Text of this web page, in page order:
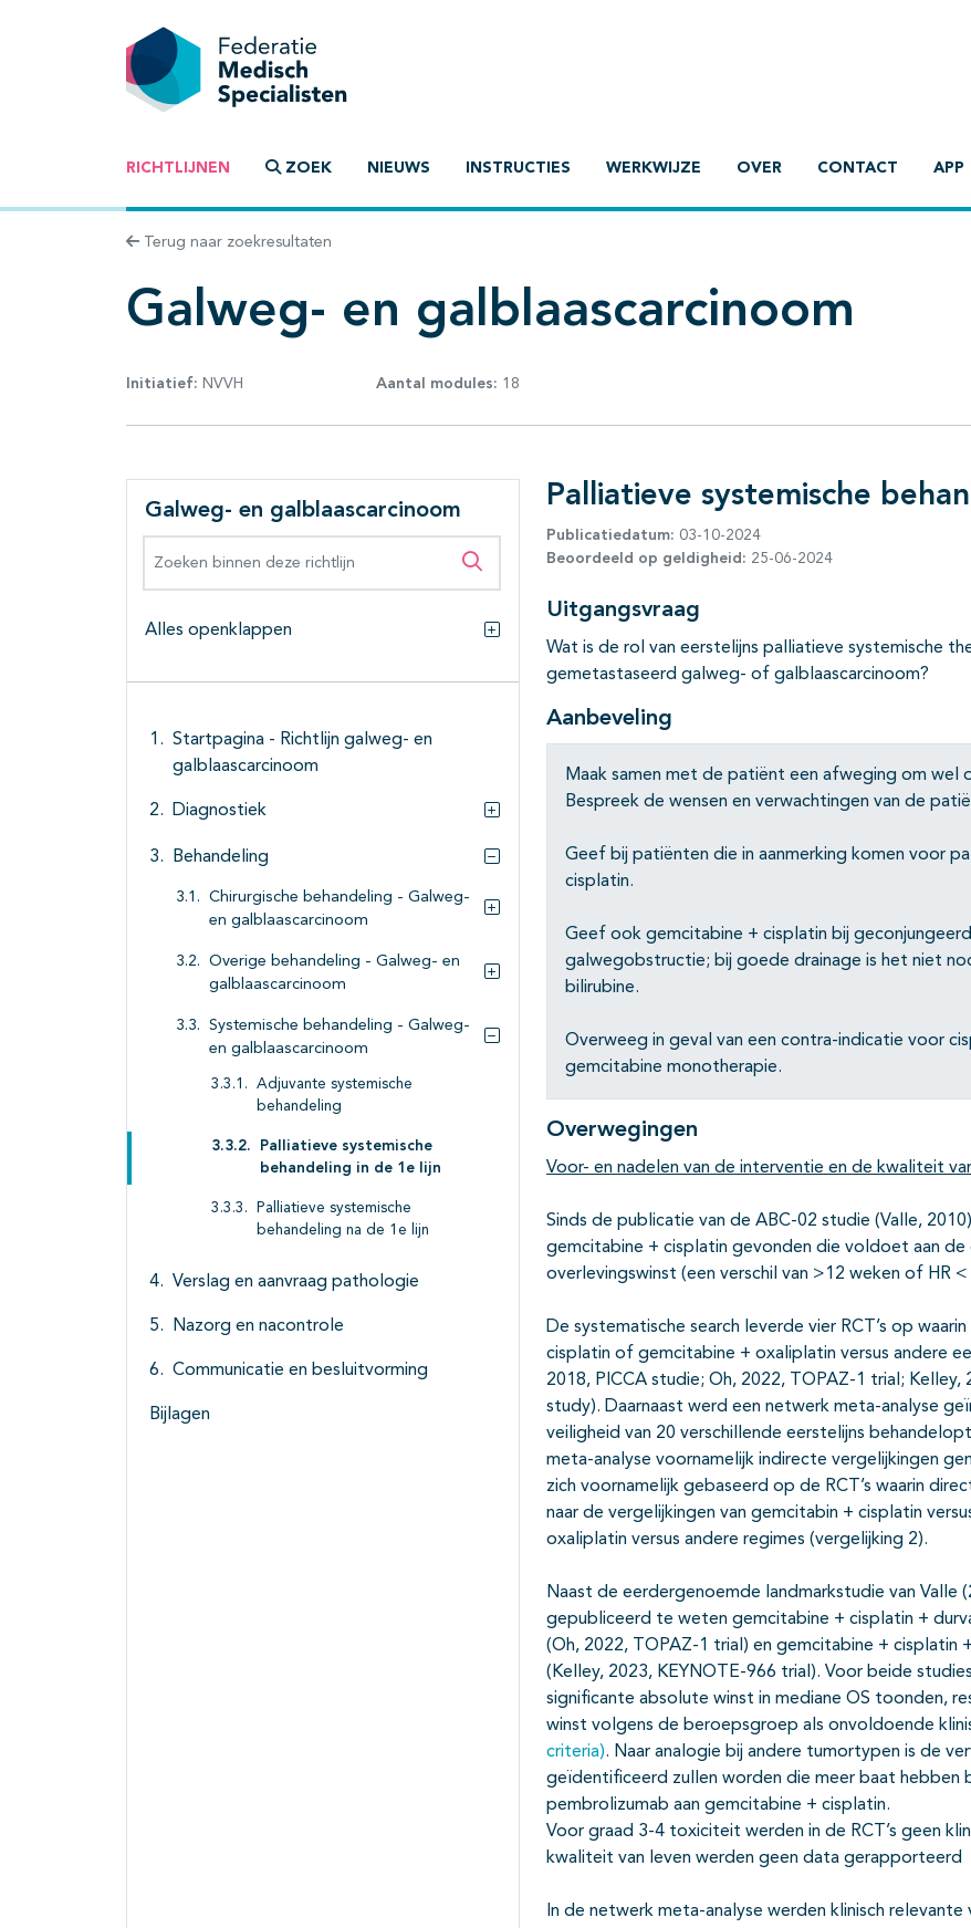
RICHTLIJNEN ZOEK NIEUWS INSTRUCTIES WERKWIJZE OVER CONTACT APP
Terug naar zoekresultaten
Galweg- en galblaascarcinoom
Initiatief: NVVH Aantal modules: 18
Galweg- en galblaascarcinoom
Zoeken binnen deze richtlijn
Alles openklappen
Alles openklappen
Startpagina - Richtlijn galweg- en
galblaascarcinoom
Diagnostiek
Behandeling
Subpagina's open- en dichtklappen
Chirurgische behandeling - Galweg-
en galblaascarcinoom
Subpagina's open- en dichtklappen
Overige behandeling - Galweg- en
galblaascarcinoom
Systemische behandeling - Galweg-
en galblaascarcinoom
Subpagina's open- en dichtklappen
Adjuvante systemische
behandeling
Palliatieve systemische
behandeling in de 1e lijn
Palliatieve systemische
behandeling na de 1e lijn
Verslag en aanvraag pathologie
Nazorg en nacontrole
Communicatie en besluitvorming
Bijlagen
Palliatieve systemische
Publicatiedatum: 03-10-2024
Beoordeeld op geldigheid: 25-06-2024
Uitgangsvraag
Wat is de rol van eerstelijns palliatieve systemische
gemetastaseerd galweg- of galblaascarcinoom?
Aanbeveling
Maak samen met de patiënt een afweging om
Bespreek de wensen en verwachtingen van de
Geef bij patiënten die in aanmerking komen voor
cisplatin.
Geef ook gemcitabine + cisplatin bij
galwegobstructie; bij goede drainage is het niet
bilirubine.
Overweeg in geval van een contra-indicatie voor
gemcitabine monotherapie.
Overwegingen
Voor- en nadelen van de interventie en de kwaliteit
Sinds de publicatie van de ABC-02 studie (Valle,
gemcitabine + cisplatin gevonden die voldoet aan
overlevingswinst (een verschil van >12 weken of HR <
De systematische search leverde vier RCT’s op
cisplatin of gemcitabine + oxaliplatin versus andere
2018, PICCA studie; Oh, 2022, TOPAZ-1 trial;
study). Daarnaast werd een netwerk meta-analyse
veiligheid van 20 verschillende eerstelijns
meta-analyse voornamelijk indirecte vergelijkingen
zich voornamelijk gebaseerd op de RCT’s waarin
naar de vergelijkingen van gemcitabin + cisplatin
oxaliplatin versus andere regimes (vergelijking 2).
Naast de eerdergenoemde landmarkstudie van Valle
gepubliceerd te weten gemcitabine + cisplatin +
(Oh, 2022, TOPAZ-1 trial) en gemcitabine + cisplatin
(Kelley, 2023, KEYNOTE-966 trial). Voor beide
significante absolute winst in mediane OS toonden,
winst volgens de beroepsgroep als onvoldoende
criteria). Naar analogie bij andere tumortypen is de
geïdentificeerd zullen worden die meer baat hebben
pembrolizumab aan gemcitabine + cisplatin.
Voor graad 3-4 toxiciteit werden in de RCT’s geen
kwaliteit van leven werden geen data gerapporteerd
In de netwerk meta-analyse werden klinisch